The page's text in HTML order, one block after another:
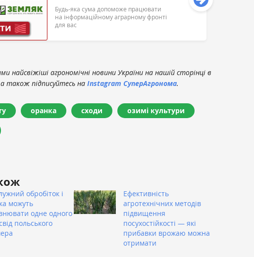
Будь-яка сума допоможе працювати
на інформаційному аграрному фронті
для вас
найсвіжіші агрономічні новини України на нашій сторінці в
також підписуйтесь на Instagram СуперАгронома.
оранка сходи озимі культури
обробіток і
можуть
одне одного
польського
Ефективність
агротехнічних методів
підвищення
посухостійкості — які
прибавки врожаю можна
отримати